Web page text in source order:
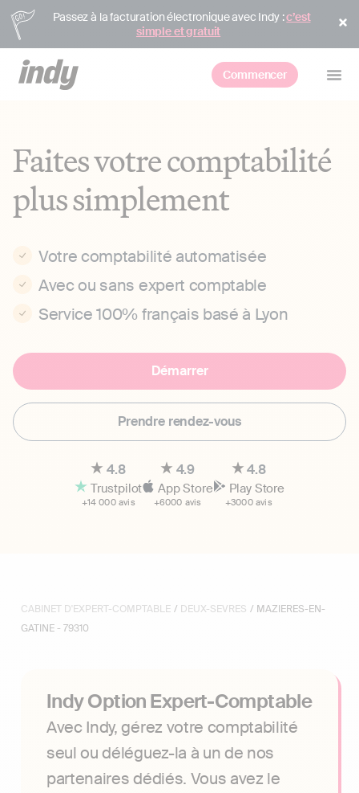
Passez à la facturation électronique avec Indy :c’est
simple et gratuit
Commencer
Faites votre comptabilité
plus simplement
Votre comptabilité automatisée
Avec ou sans expert comptable
Service 100% français basé à Lyon
Démarrer
Prendre rendez-vous
4.8
Trustpilot
+14 000 avis
4.9
App Store
+6000 avis
4.8
Play Store
+3000 avis
CABINET D'EXPERT-COMPTABLE / DEUX-SEVRES / MAZIERES-EN-
GATINE - 79310
Indy Option Expert-Comptable
Avec Indy, gérez votre comptabilité
seul ou déléguez-la à un de nos
partenaires dédiés. Vous avez le